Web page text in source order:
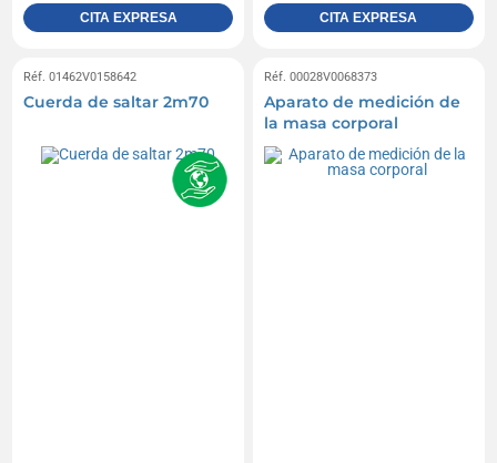
CITA EXPRESA CITA EXPRESA
Réf. 01462V0158642
Cuerda de saltar 2m70
Réf. 00028V0068373
Aparato de medición de
la masa corporal